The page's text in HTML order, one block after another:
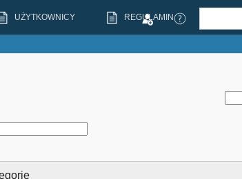
UŻYTKOWNICY REGULAMIN